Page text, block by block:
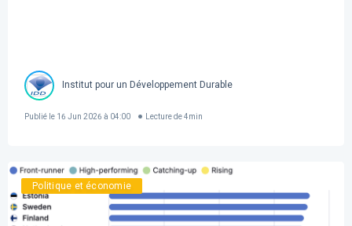
Institut pour un Développement Durable
Publié le 16 Jun 2026 à 04:00 Lecture de 4min
Politique et économie